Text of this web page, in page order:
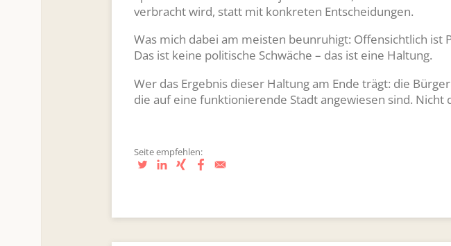
verbracht wird, statt mit konkreten Entscheidungen.
Was mich dabei am meisten beunruhigt: Offensichtlich
Das ist keine politische Schwäche – das ist eine Haltung.
Wer das Ergebnis dieser Haltung am Ende trägt: die
die auf eine funktionierende Stadt angewiesen sind.
Seite empfehlen: